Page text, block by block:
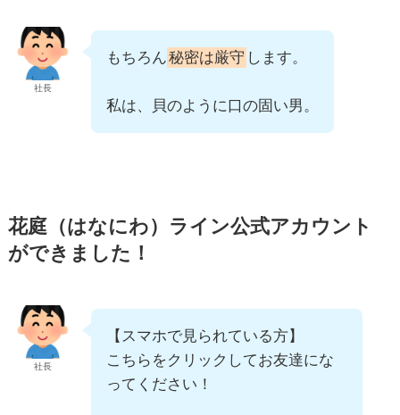
社長
もちろん秘密は厳守 します。
私は、貝のように口の固い男。
花庭（はなにわ）ライン公式アカウント
ができました！
社長
【スマホで見られている方】
こちらをクリックしてお友達にな
ってください！